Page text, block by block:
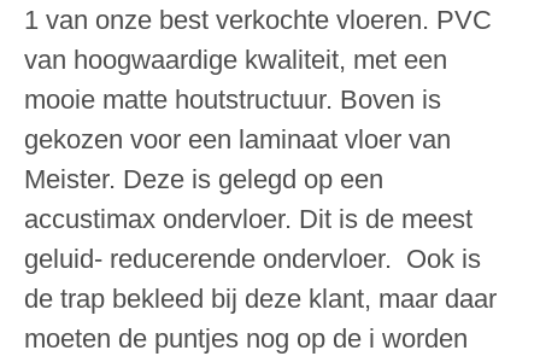
1 van onze best verkochte vloeren. PVC
van hoogwaardige kwaliteit, met een
mooie matte houtstructuur. Boven is
gekozen voor een laminaat vloer van
Meister. Deze is gelegd op een
accustimax ondervloer. Dit is de meest
geluid- reducerende ondervloer. Ook is
de trap bekleed bij deze klant, maar daar
moeten de puntjes nog op de i worden